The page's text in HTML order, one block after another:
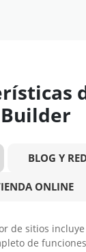
Builder
BLOG Y
ONLINE
de sitios
de